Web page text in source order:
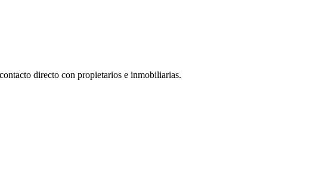
directo con propietarios e inmobiliarias.